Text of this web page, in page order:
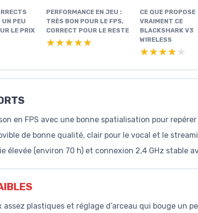
PEU
LE PRIX
PERFORMANCE EN JEU :
TRÈS BON POUR LE FPS,
CORRECT POUR LE RESTE
★★★★★
★★★★★
CE QUE PROPOSE
VRAIMENT CE
BLACKSHARK V3
WIRELESS
★★★★★
★★★★★
en FPS avec une bonne spatialisation pour
de bonne qualité, clair pour le vocal et le
élevée (environ 70 h) et connexion 2,4 GHz stable
assez plastiques et réglage d’arceau qui bouge un